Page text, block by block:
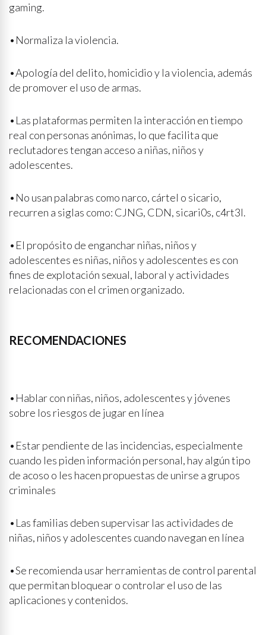
gaming.
•Normaliza la violencia.
•Apología del delito, homicidio y la violencia, además
de promover el uso de armas.
•Las plataformas permiten la interacción en tiempo
real con personas anónimas, lo que facilita que
reclutadores tengan acceso a niñas, niños y
adolescentes.
•No usan palabras como narco, cártel o sicario,
recurren a siglas como: CJNG, CDN, sicari0s, c4rt3l.
•El propósito de enganchar niñas, niños y
adolescentes es niñas, niños y adolescentes es con
fines de explotación sexual, laboral y actividades
relacionadas con el crimen organizado.
RECOMENDACIONES
•Hablar con niñas, niños, adolescentes y jóvenes
sobre los riesgos de jugar en línea
•Estar pendiente de las incidencias, especialmente
cuando les piden información personal, hay algún tipo
de acoso o les hacen propuestas de unirse a grupos
criminales
•Las familias deben supervisar las actividades de
niñas, niños y adolescentes cuando navegan en línea
•Se recomienda usar herramientas de control parental
que permitan bloquear o controlar el uso de las
aplicaciones y contenidos.